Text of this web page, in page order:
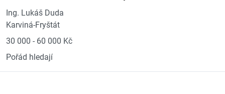
Ing. Lukáš Duda
Karviná-Fryštát
30 000 - 60 000 Kč
Pořád hledají